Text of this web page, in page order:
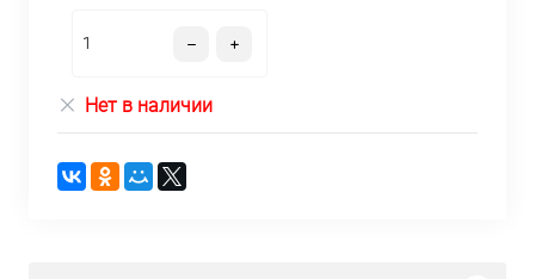
Нет в наличии